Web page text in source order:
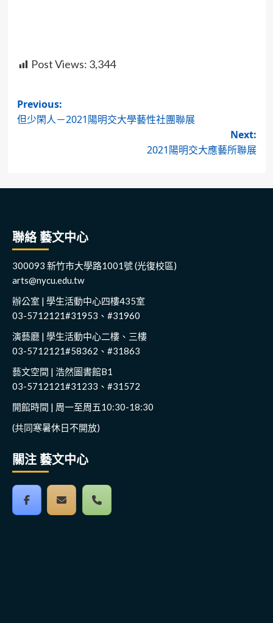
Post Views: 3,344
Post
navigation
Previous:
但少閑人－2021陽明交大學藝性社團聯展
Next:
2021陽明交大應藝所聯展
聯絡 藝文中心
300093 新竹市大學路1001號 (光復校區)
arts@nycu.edu.tw
辦公室 | 學生活動中心四樓435室
03-5712121#31953、#31960
演藝廳 | 學生活動中心二樓、三樓
03-5712121#58362、#31863
藝文空間 | 浩然圖書館B1
03-5712121#31233、#31572
開館時間 | 周一至周五10:30-18:30
(共同寒暑休日不開放)
關注 藝文中心